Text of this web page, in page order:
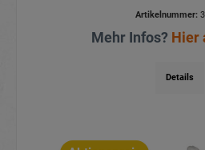
Artikelnummer:
Mehr Infos? Hier
Details